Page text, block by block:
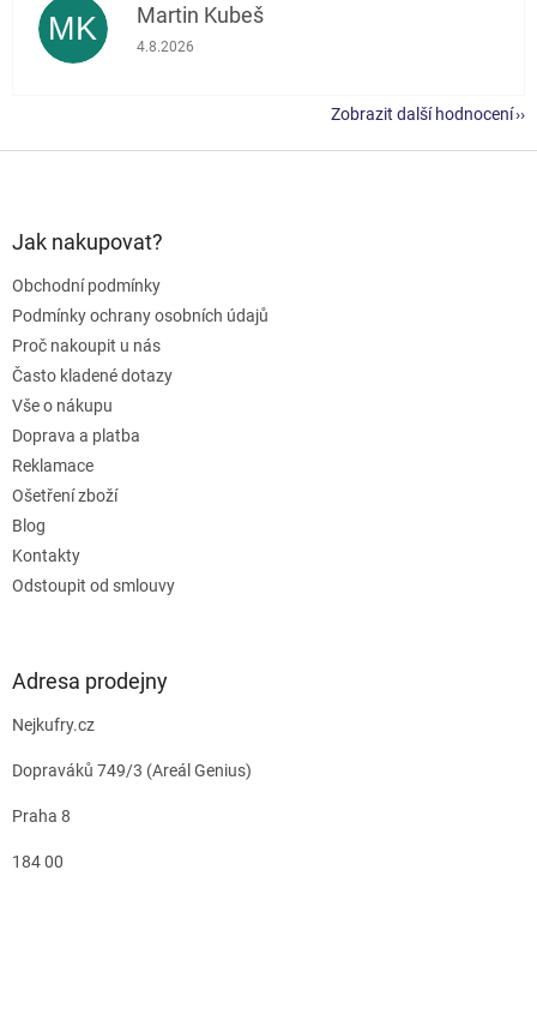
MK Martin Kubeš
Hodnocení obchodu je 5 z 5 hvězdiček.
4.8.2026
Zobrazit další hodnocení
Jak nakupovat?
Obchodní podmínky
Podmínky ochrany osobních údajů
Proč nakoupit u nás
Často kladené dotazy
Vše o nákupu
Doprava a platba
Reklamace
Ošetření zboží
Blog
Kontakty
Odstoupit od smlouvy
Adresa prodejny
Nejkufry.cz
Dopraváků 749/3 (Areál Genius)
Praha 8
184 00